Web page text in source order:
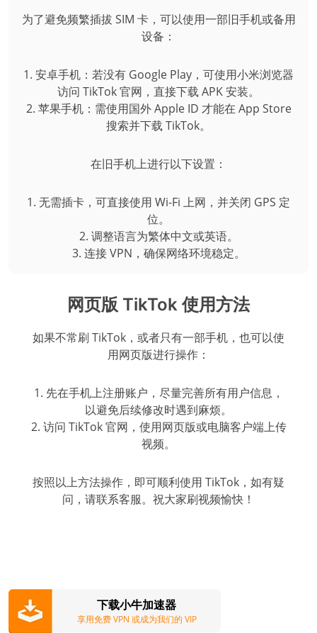
为了避免频繁插拔 SIM 卡，可以使用一部旧手机或备用
设备：
1. 安卓手机：若没有 Google Play，可使用小米浏览器
访问 TikTok 官网，直接下载 APK 安装。
2. 苹果手机：需使用国外 Apple ID 才能在 App Store
搜索并下载 TikTok。
在旧手机上进行以下设置：
1. 无需插卡，可直接使用 Wi-Fi 上网，并关闭 GPS 定
位。
2. 调整语言为繁体中文或英语。
3. 连接 VPN，确保网络环境稳定。
网页版 TikTok 使用方法
如果不常刷 TikTok，或者只有一部手机，也可以使
用网页版进行操作：
1. 先在手机上注册账户，尽量完善所有用户信息，
以避免后续修改时遇到麻烦。
2. 访问 TikTok 官网，使用网页版或电脑客户端上传
视频。
按照以上方法操作，即可顺利使用 TikTok，如有疑
问，请联系客服。祝大家刷视频愉快！
下载小牛加速器
享用免费 VPN 或成为我们的 VIP